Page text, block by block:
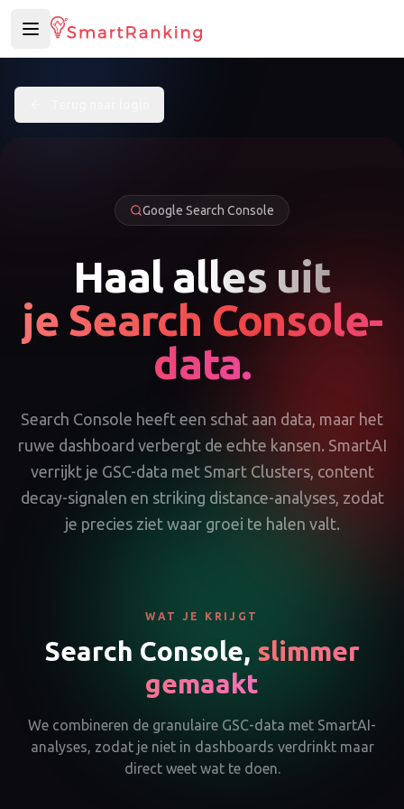
Toggle Sidebar
Google Search Console
Haal alles uit
je Search Console-
data.
Search Console heeft een schat aan data, maar het
ruwe dashboard verbergt de echte kansen. SmartAI
verrijkt je GSC-data met Smart Clusters, content
decay-signalen en striking distance-analyses, zodat
je precies ziet waar groei te halen valt.
WAT JE KRIJGT
Search Console, slimmer
gemaakt
We combineren de granulaire GSC-data met SmartAI-
analyses, zodat je niet in dashboards verdrinkt maar
direct weet wat te doen.